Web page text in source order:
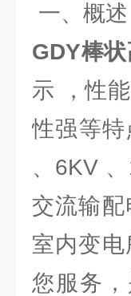
一、概述
GDY棒
示 ，性
性强等
、6KV
交流输
室内变
您服务